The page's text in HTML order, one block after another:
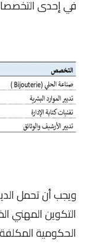
في إحدى
ويجب أن تحمل
التكوين المهني
الحكومية